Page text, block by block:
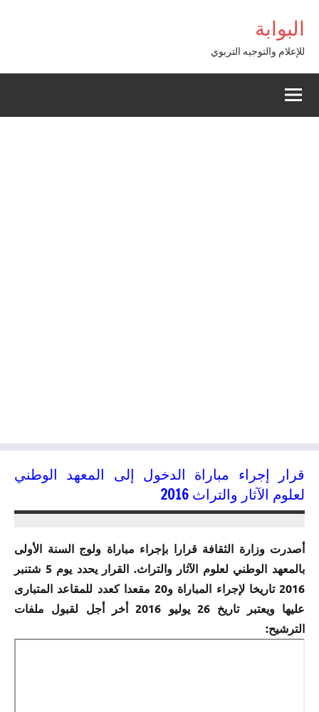
contenu
البوابة
للإعلام والتوجيه التربوي
قرار إجراء مباراة الدخول إلى المعهد الوطني
لعلوم الآثار والتراث 2016
أصدرت وزارة الثقافة قرارا بإجراء مباراة ولوج السنة الأولى
بالمعهد الوطني لعلوم الآثار والتراث. القرار يحدد يوم 5 شتنبر
2016 تاريخا لإجراء المباراة و20 مقعدا كعدد للمقاعد المتبارى
عليها ويعتبر تاريخ 26 يوليو 2016 أخر أجل لقبول ملفات
الترشيح: